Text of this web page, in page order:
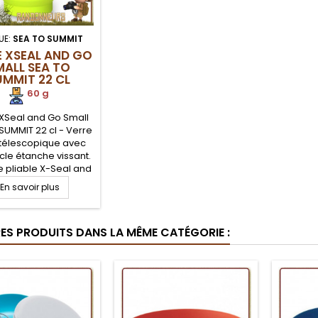
SEA TO SUMMIT
XSEAL AND GO
SEA TO
22 CL
60 g
and Go Small
22 cl - Verre
avec
étanche vissant.
pliable X-Seal and
To Summit est
et très pratique
randonnée légère
souple, ultra léger
au lave-
et repliables
En savoir plus
PRODUITS DANS LA MÊME CATÉGORIE :